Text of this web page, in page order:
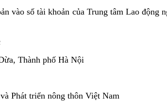
vào số tài khoản của Trung tâm Lao động
Thành phố Hà Nội
Phát triển nông thôn Việt Nam